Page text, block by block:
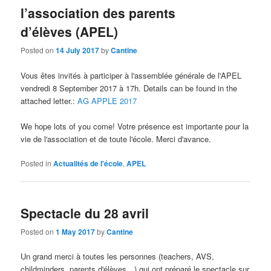
l’association des parents
d’élèves (APEL)
Posted on14 July 2017byCantine
Vous êtes invités à participer à l'assemblée générale de l'APEL
vendredi 8 September 2017 à 17h. Details can be found in the
attached letter.:AG APPLE 2017
We hope lots of you come!Votre présence est importante pour la
vie de l'association et de toute l'école. Merci d'avance.
Posted in Actualités de l'école,APEL
Spectacle du 28 avril
Posted on1 May 2017byCantine
Un grand merci à toutes les personnes (teachers, AVS,